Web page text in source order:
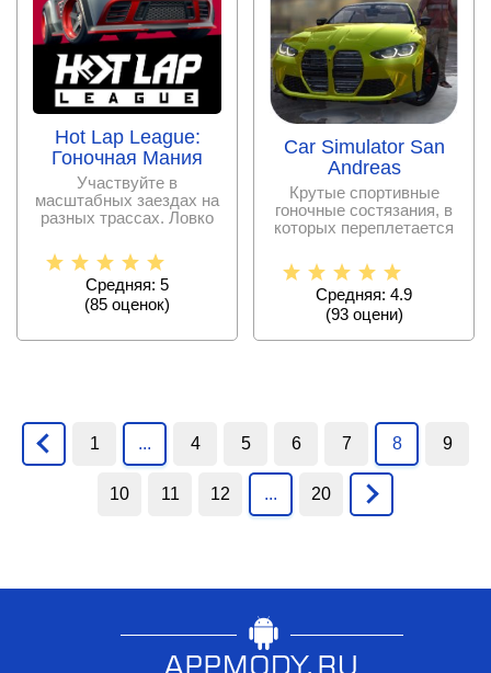
Hot Lap League:
Гоночная Mания
Участвуйте в
масштабных заездах на
разных трассах. Ловко
болидом и
Средняя: 5
(85 оценок)
Car Simulator San
Andreas
Крутые спортивные
гоночные состязания, в
которых переплетается
Средняя: 4.9
(93оцени)
1 ... 4 5 6 7 8 9
10 11 12 ... 20